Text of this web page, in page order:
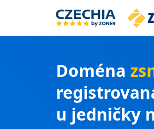
Doména
u jedničky